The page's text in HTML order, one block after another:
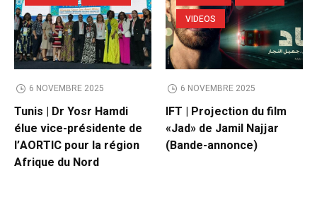
6 NOVEMBRE 2025
Tunis | Dr Yosr Hamdi
élue vice-présidente de
l’AORTIC pour la région
Afrique du Nord
VIDEOS
6 NOVEMBRE 2025
IFT | Projection du film
«Jad» de Jamil Najjar
(Bande-annonce)